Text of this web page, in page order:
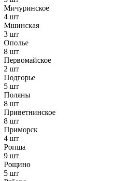
Мичуринское
4 шт
Мшинская
3 шт
Ополье
8 шт
Первомайское
2 шт
Подгорье
5 шт
Поляны
8 шт
Приветнинское
8 шт
Приморск
4 шт
Ропша
9 шт
Рощино
5 шт